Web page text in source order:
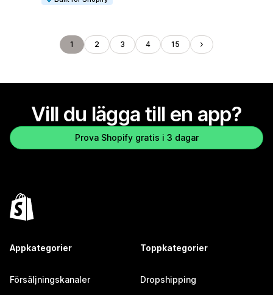
1 2 3 4 15
Vill du lägga till en app?
Prova Shopify gratis i 3 dagar
Appkategorier
Försäljningskanaler
Toppkategorier
Dropshipping